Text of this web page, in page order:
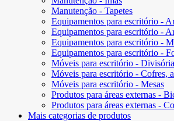
Manutenção - Tapetes
Equipamentos para escritório -
Equipamentos para escritório -
Equipamentos para escritório -
Equipamentos para escritório -
Móveis para escritório -
Móveis para escritório - Cofres,
Móveis para escritório - Mesas
Produtos para áreas externas -
Produtos para áreas externas -
Mais categorias de produtos